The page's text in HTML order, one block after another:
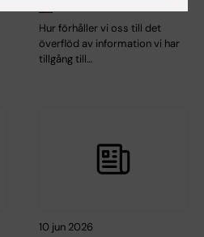
Hur förhåller vi oss till det
överflöd av information vi har
tillgång till…
10 jun 2026